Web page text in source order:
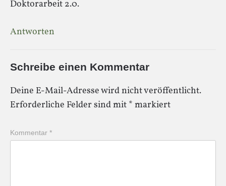
Doktorarbeit 2.0.
Antworten
Schreibe einen Kommentar
Deine E-Mail-Adresse wird nicht veröffentlicht.
Erforderliche Felder sind mit * markiert
Kommentar *